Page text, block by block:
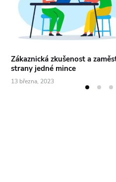
Zákaznická zkušenost a
strany jedné mince
13 března, 2023